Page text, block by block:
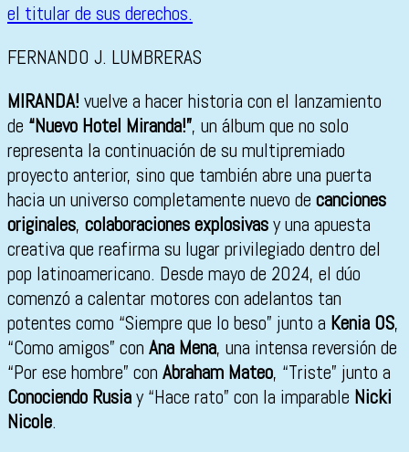
FERNANDO J. LUMBRERAS
MIRANDA! vuelve a hacer historia con el lanzamiento
de “Nuevo Hotel Miranda!”, un álbum que no solo
representa la continuación de su multipremiado
proyecto anterior, sino que también abre una puerta
hacia un universo completamente nuevo de canciones
originales, colaboraciones explosivasy una apuesta
creativa que reafirma su lugar privilegiado dentro del
pop latinoamericano. Desde mayo de 2024, el dúo
comenzó a calentar motores con adelantos tan
potentes como “Siempre que lo beso” junto a Kenia OS,
“Como amigos” con Ana Mena, una intensa reversión de
“Por ese hombre” con Abraham Mateo, “Triste” junto a
Conociendo Rusiay “Hace rato” con la imparable Nicki
Nicole.